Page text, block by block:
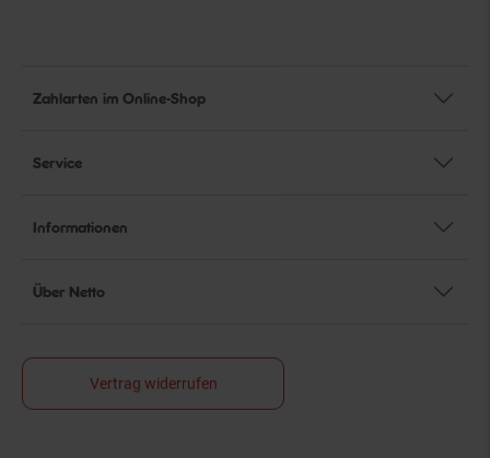
Zahlarten im Online-Shop
Service
Informationen
Über Netto
Vertrag widerrufen